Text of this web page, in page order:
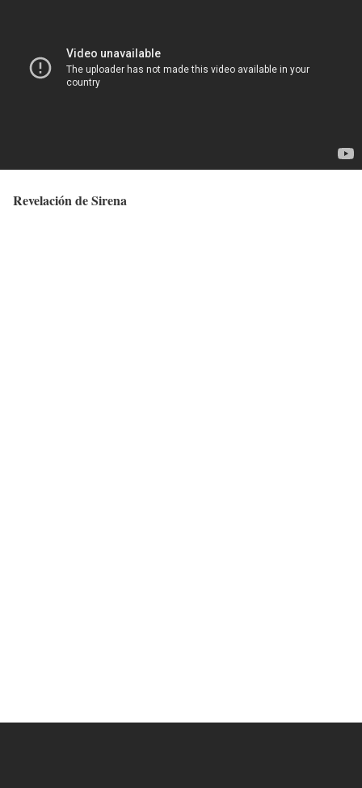
Revelación de Sirena